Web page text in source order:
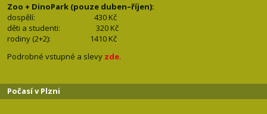
Zoo + DinoPark (pouze duben–říjen):
dospělí: 430 Kč
děti a studenti: 320 Kč
rodiny (2+2): 1410 Kč
Podrobné vstupné a slevy zde.
Počasí v Plzni